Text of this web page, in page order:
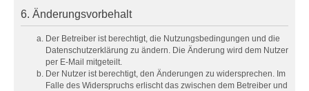
6. Änderungsvorbehalt
Der Betreiber ist berechtigt, die Nutzungsbedingungen und die
Datenschutzerklärung zu ändern. Die Änderung wird dem Nutzer
per E-Mail mitgeteilt.
Der Nutzer ist berechtigt, den Änderungen zu widersprechen. Im
Falle des Widerspruchs erlischt das zwischen dem Betreiber und